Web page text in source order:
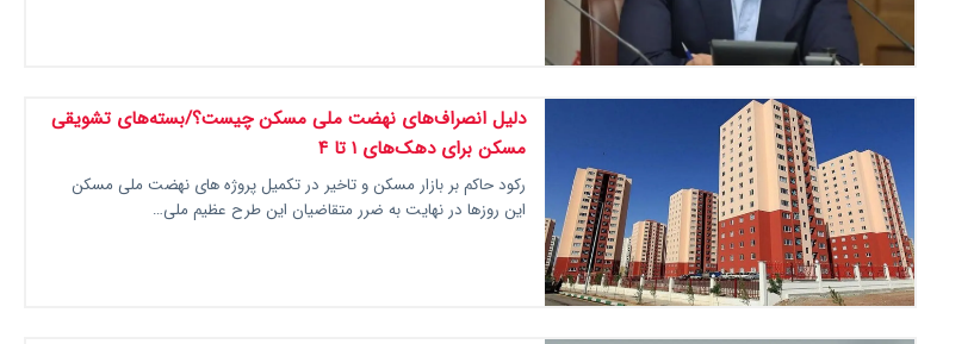
دلیل انصراف‌های نهضت ملی مسکن چیست؟/بسته‌های تشویقی
مسکن برای دهک‌های ۱ تا ۴
رکود حاکم بر بازار مسکن و تاخیر در تکمیل پروژه های نهضت ملی مسکن
این روزها در نهایت به ضرر متقاضیان این طرح عظیم ملی…